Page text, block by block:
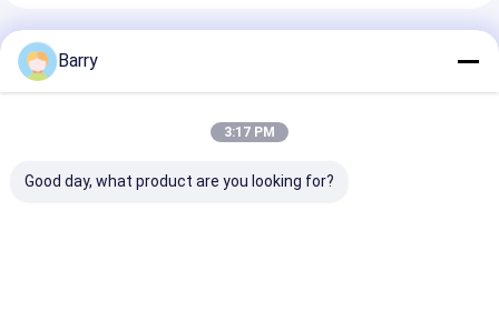
Produits Recommandés
Barry
3:17 PM
Good day, what product are you looking for?